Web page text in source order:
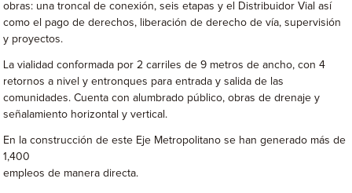
obras: una troncal de conexión, seis etapas y el Distribuidor Vial así
como el pago de derechos, liberación de derecho de vía, supervisión
y proyectos.
La vialidad conformada por 2 carriles de 9 metros de ancho, con 4
retornos a nivel y entronques para entrada y salida de las
comunidades. Cuenta con alumbrado público, obras de drenaje y
señalamiento horizontal y vertical.
En la construcción de este Eje Metropolitano se han generado más de
1,400
empleos de manera directa.